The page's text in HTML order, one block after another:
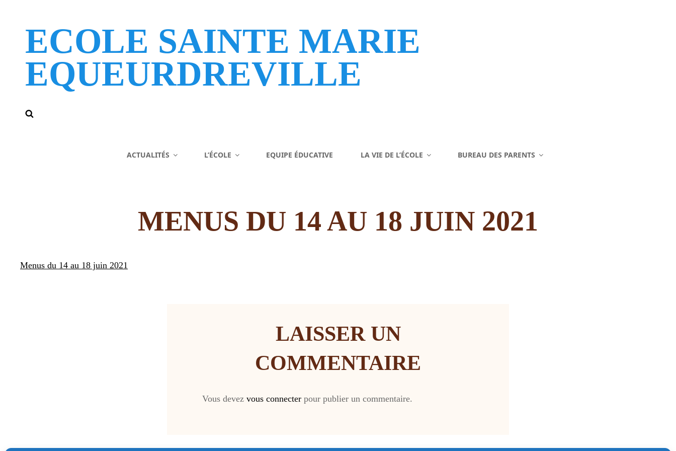
ECOLE SAINTE MARIE
EQUEURDREVILLE
ACTUALITÉS L’ÉCOLE EQUIPE ÉDUCATIVE LA VIE DE L’ÉCOLE BUREAU DES PARENTS
MENUS DU 14 AU 18 JUIN 2021
Menus du 14 au 18 juin 2021
LAISSER UN
COMMENTAIRE
Vous devez vous connecter pour publier un commentaire.